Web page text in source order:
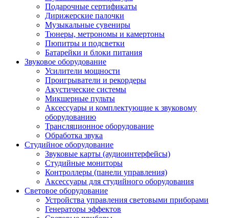
Подарочные сертификаты
Дирижерские палочки
Музыкальные сувениры
Тюнеры, метрономы и камертоны
Пюпитры и подсветки
Батарейки и блоки питания
Звуковое оборудование
Усилители мощности
Проигрыватели и рекордеры
Акустические системы
Микшерные пульты
Аксессуары и комплектующие к звуковому
оборудованию
Трансляционное оборудование
Обработка звука
Студийное оборудование
Звуковые карты (аудиоинтерфейсы)
Студийные мониторы
Контроллеры (панели управления)
Аксессуары для студийного оборудования
Световое оборудование
Устройства управления световыми приборами
Генераторы эффектов